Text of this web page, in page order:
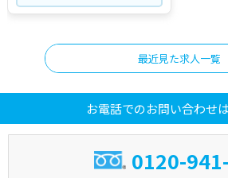
最近見た求人一覧
お電話でのお問い合わせ
0120-